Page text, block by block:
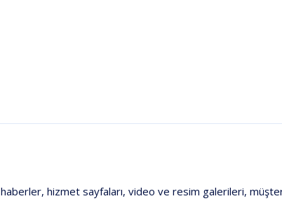
haberler, hizmet sayfaları, video ve resim galerileri,